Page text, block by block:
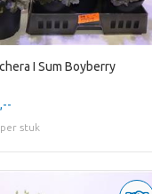
I Sum Boyberry
stuk